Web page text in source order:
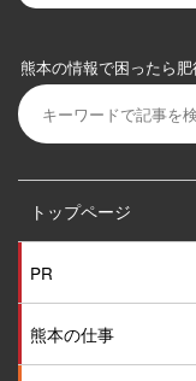
熊本の情報で困ったら
トップページ
PR
熊本の仕事